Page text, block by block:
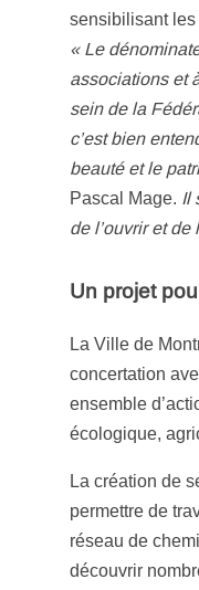
sensibilisant
« Le
associations et
sein de la
c’est bien
beauté et le
Pascal Mage. Il
de l’ouvrir et de
Un projet
La Ville de
concertation
ensemble
écologique,
La création de
permettre de
réseau de
découvrir